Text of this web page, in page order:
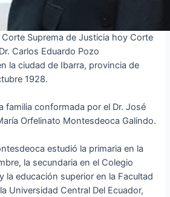
Corte Suprema de Justicia hoy Corte
Carlos Eduardo Pozo
la ciudad de Ibarra, provincia de
1928.
familia conformada por el Dr. José
Orfelinato Montesdeoca Galindo.
estudió la primaria en la
la secundaria en el Colegio
la educación superior en la Facultad
Universidad Central Del Ecuador,